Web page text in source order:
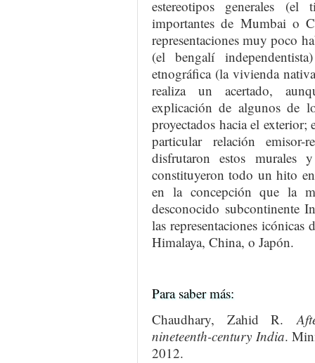
estereotipos generales
importantes de Mumbai o
representaciones muy poco
(el bengalí
etnográfica (la vivienda
realiza un acertado,
explicación de algunos de
proyectados hacia el
particular relación
disfrutaron estos murales
constituyeron todo un hito
en la concepción que la
desconocido subcontinente
las representaciones icónicas
Himalaya, China, o Japón.
Para saber más:
Chaudhary, Zahid R.
nineteenth-century India.
2012.